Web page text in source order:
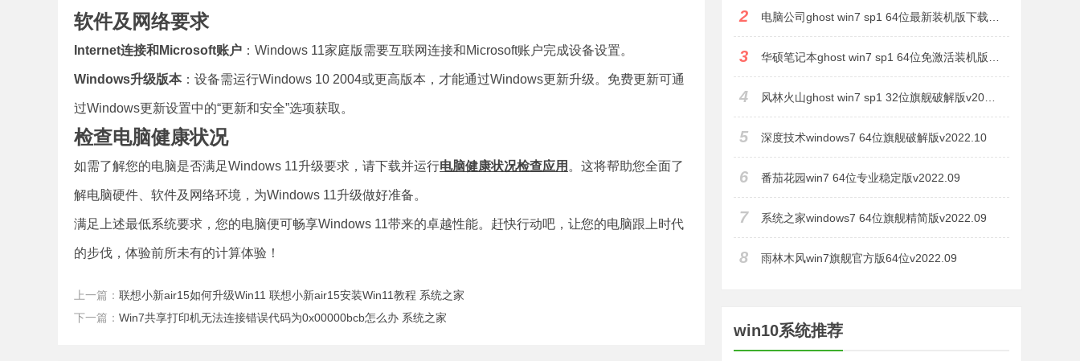
软件及网络要求
Internet连接和Microsoft账户 ：Windows 11家庭版需要互联网连接和Microsoft账户完成设备设置。
Windows升级版本：设备需运行Windows 10 2004或更高版本，才能通过Windows更新升级。免费更新可通
过Windows更新设置中的“更新和安全”选项获取。
检查电脑健康状况
如需了解您的电脑是否满足Windows 11升级要求，请下载并运行电脑健康状况检查应用 。这将帮助您全面了
解电脑硬件、软件及网络环境，为Windows 11升级做好准备。
满足上述最低系统要求，您的电脑便可畅享Windows 11带来的卓越性能。赶快行动吧，让您的电脑跟上时代
的步伐，体验前所未有的计算体验！
上一篇： 联想小新air15如何升级Win11 联想小新air15安装Win11教程 系统之家
下一篇： Win7共享打印机无法连接错误代码为0x00000bcb怎么办 系统之家
2
3
4
5 深度技术windows7 64位旗舰破解版v2022.10
6 番茄花园win7 64位专业稳定版v2022.09
7 系统之家windows7 64位旗舰精简版v2022.09
8 雨林木风win7旗舰官方版64位v2022.09
win10系统推荐